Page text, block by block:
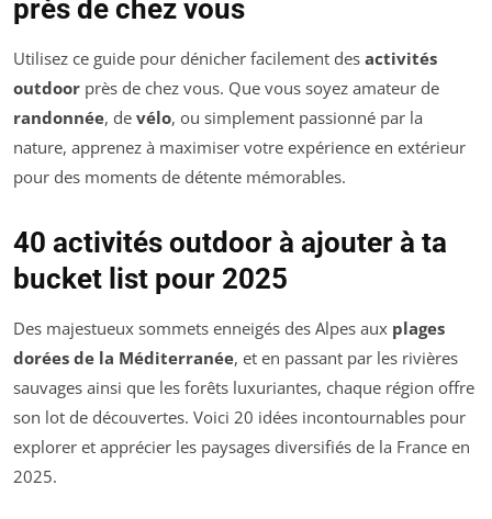
près de chez vous
Utilisez ce guide pour dénicher facilement des activités
outdoor près de chez vous. Que vous soyez amateur de
randonnée, de vélo, ou simplement passionné par la
nature, apprenez à maximiser votre expérience en extérieur
pour des moments de détente mémorables.
40 activités outdoor à ajouter à ta
bucket list pour 2025
Des majestueux sommets enneigés des Alpes aux plages
dorées de la Méditerranée, et en passant par les rivières
sauvages ainsi que les forêts luxuriantes, chaque région offre
son lot de découvertes. Voici 20 idées incontournables pour
explorer et apprécier les paysages diversifiés de la France en
2025.